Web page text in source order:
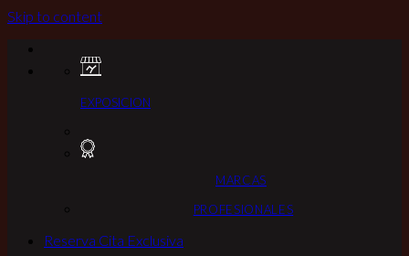
Skip to content
EXPOSICION
MARCAS
PROFESIONALES
Reserva Cita Exclusiva